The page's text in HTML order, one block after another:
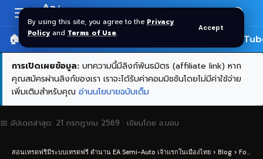
By using this site, you agree to the Privacy
Policy and Terms of Use.
Accept
Resizer
Aa
🏠 หน้าแรก ราคาทอง SPDR 🎬
การเปิดเผยข้อมูล: บทความนี้มีลิงก์พันธมิตร (affiliate link) หาก
คุณสมัครผ่านลิงก์ของเรา เราจะได้รับค่าคอมมิชชันโดยไม่มีค่าใช้จ่าย
เพิ่มเติมสำหรับคุณ อ่านนโยบายฉบับเต็ม
📅 อัปเดตล่าสุด: 21 กรกฎาคม 2569 · เขียนโดย อ.บอม
สอนเทรดฟรีมีระบบเทรดฟรี ตำนาน EA Semi-Auto เจ้าแรกในเมืองไทย > Blog > Forex Trading